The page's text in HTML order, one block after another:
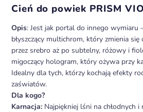
Cień do powiek PRISM
Opis: Jest jak portal do innego wymiaru
błyszczący multichrom, który zmienia się
przez srebro aż po subtelny, różowy i
migoczący hologram, który ożywa przy
Idealny dla tych, którzy kochają efekty
zaświatów.
Dla kogo?
Karnacja: Najpiękniej lśni na chłodnych